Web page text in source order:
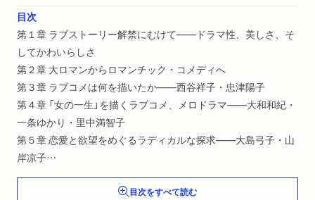
目次
第１章 ラブストーリー解禁にむけて――ドラマ性、美しさ、そ
してかわいらしさ
第２章 大ロマンからロマンチック・コメディへ
第３章 ラブコメは何を描いたか――西谷祥子・忠津陽子
第４章 「女の一生」を描くラブコメ、メロドラマ――大和和紀・
一条ゆかり・里中満智子
第５章 恋愛と欲望をめぐるラディカルな探求――大島弓子・山
岸凉子
第６章 多様化する恋愛――おとめちっくのそのまま、不良の刹
目次をすべて読む